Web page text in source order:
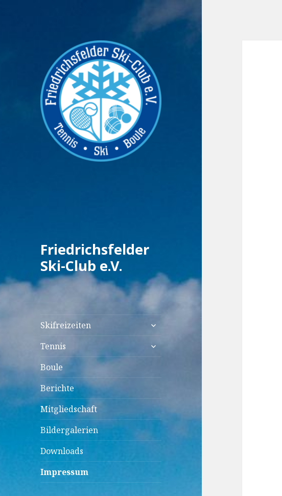
Friedrichsfelder
Ski-Club e.V.
Skifreizeiten
untermenü
Tennis
untermenü
Boule
Berichte
Mitgliedschaft
Bildergalerien
Downloads
Impressum